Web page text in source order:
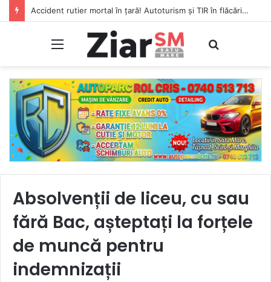
Accident rutier mortal în țară! Autoturism și TIR în flăcări, șofer carbonizat!
Meniu
Absolvenții de liceu, cu sau
fără Bac, așteptați la forțele
de muncă pentru
indemnizații